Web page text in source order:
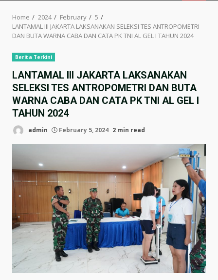
Home 2024 February
5
LANTAMAL III JAKARTA LAKSANAKAN SELEKSI TES ANTROPOMETRI
DAN BUTA WARNA CABA DAN CATA PK TNI AL GEL I TAHUN 2024
Berita Terkini
LANTAMAL III JAKARTA LAKSANAKAN
SELEKSI TES ANTROPOMETRI DAN BUTA
WARNA CABA DAN CATA PK TNI AL GEL I
TAHUN 2024
admin February 5, 2024 2 min read